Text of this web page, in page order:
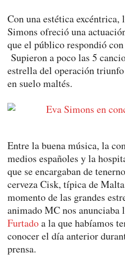
Con una estética excéntrica,
Simons ofreció una
que el público respondió
Supieron a poco las 5
estrella del operación
en suelo maltés.
Entre la buena música, la
medios españoles y la
que se encargaban de
cerveza Cisk, típica de
momento de las grandes
animado MC nos anunciaba
Furtadoa la que habíamos
conocer el día anterior
prensa.